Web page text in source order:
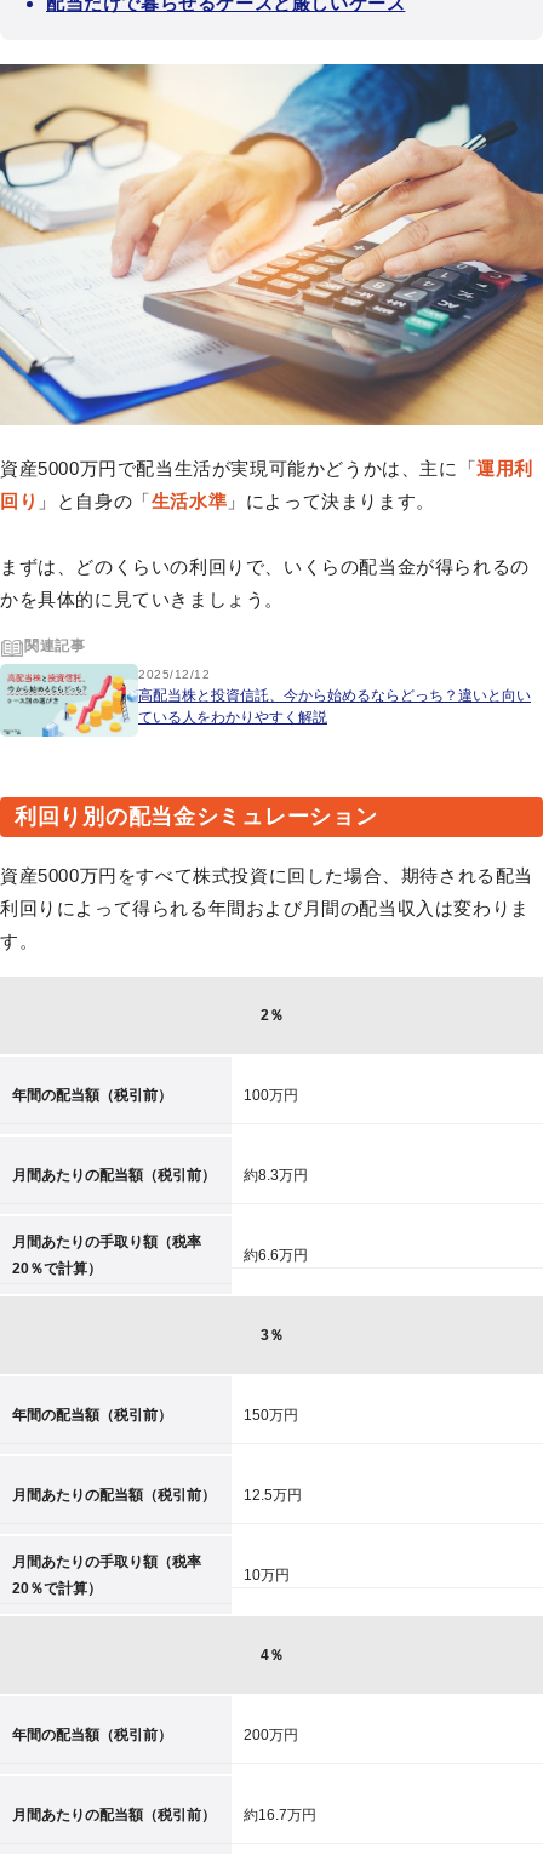
資産5000万円で配当生活が実現可能かどうかは、主に「運用利
回り 」と自身の「生活水準 」によって決まります。
まずは、どのくらいの利回りで、いくらの配当金が得られるの
かを具体的に見ていきましょう。
関連記事
2025/12/12
高配当株と投資信託、今から始めるならどっち？違いと向い
ている人をわかりやすく解説
利回り別の配当金シミュレーション
資産5000万円をすべて株式投資に回した場合、期待される配当
利回りによって得られる年間および月間の配当収入は変わりま
す。
2％
年間の配当額（税引前） 100万円
月間あたりの配当額（税引前） 約8.3万円
月間あたりの手取り額（税率
20％で計算）
約6.6万円
3％
年間の配当額（税引前） 150万円
月間あたりの配当額（税引前） 12.5万円
月間あたりの手取り額（税率
20％で計算）
10万円
4％
年間の配当額（税引前） 200万円
月間あたりの配当額（税引前） 約16.7万円